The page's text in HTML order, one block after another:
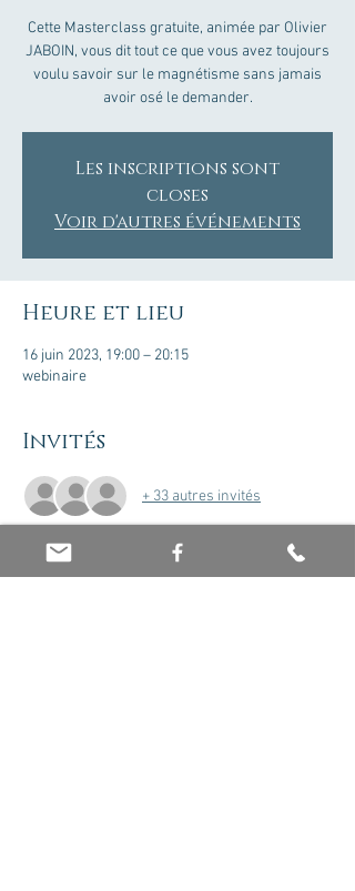
Cette Masterclass gratuite, animée par Olivier
JABOIN, vous dit tout ce que vous avez toujours
voulu savoir sur le magnétisme sans jamais
avoir osé le demander.
Les inscriptions sont
closes
Voir d'autres événements
Heure et lieu
16 juin 2023, 19:00 – 20:15
webinaire
Invités
+ 33 autres invités
À propos de l'événement